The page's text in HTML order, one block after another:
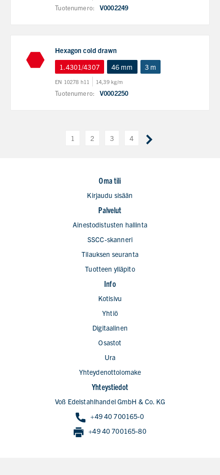
Tuotenumero: V0002249
Hexagon cold drawn
1.4301/4307
46 mm 3 m
EN 10278 h11 14,39 kg/m
Tuotenumero: V0002250
1 2 3 4
Oma tili
Kirjaudu sisään
Palvelut
Ainestodistusten hallinta
SSCC-skanneri
Tilauksen seuranta
Tuotteen ylläpito
Info
Kotisivu
Yhtiö
Digitaalinen
Osastot
Ura
Yhteydenottolomake
Yhteystiedot
Voß Edelstahlhandel GmbH & Co. KG
+49 40 700165-0
+49 40 700165-80